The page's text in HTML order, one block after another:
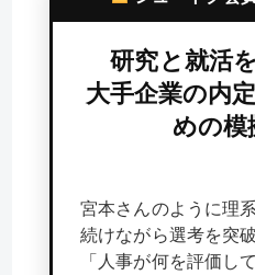
研究と就活
大手企業の内
めの模
宮本さんのように理
続けながら選考を突
「人事が何を評価し